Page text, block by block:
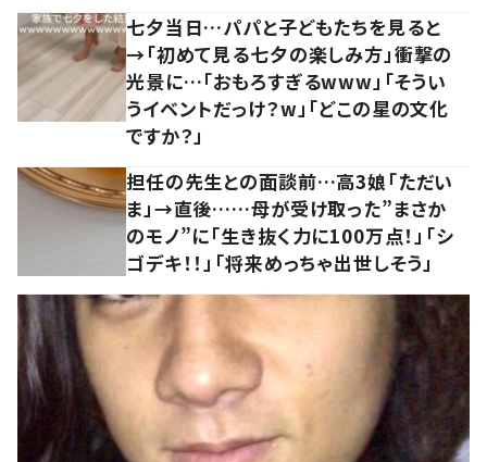
七夕当日…パパと子どもたちを見ると
→「初めて見る七夕の楽しみ方」衝撃の
光景に…「おもろすぎるwww」「そうい
うイベントだっけ？w」「どこの星の文化
ですか？」
担任の先生との面談前…高3娘「ただい
ま」→直後……母が受け取った”まさか
のモノ”に「生き抜く力に100万点！」「シ
ゴデキ！！」「将来めっちゃ出世しそう」